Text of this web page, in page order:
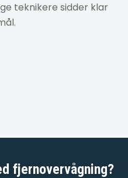
teknikere sidder klar
fjernovervågning?